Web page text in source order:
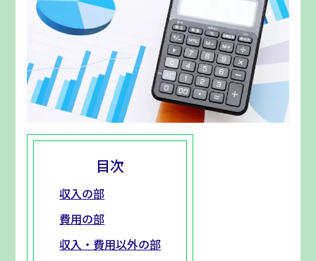
目次
収入の部
費用の部
収入・費用以外の部